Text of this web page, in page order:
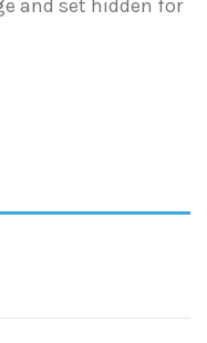
and set hidden for